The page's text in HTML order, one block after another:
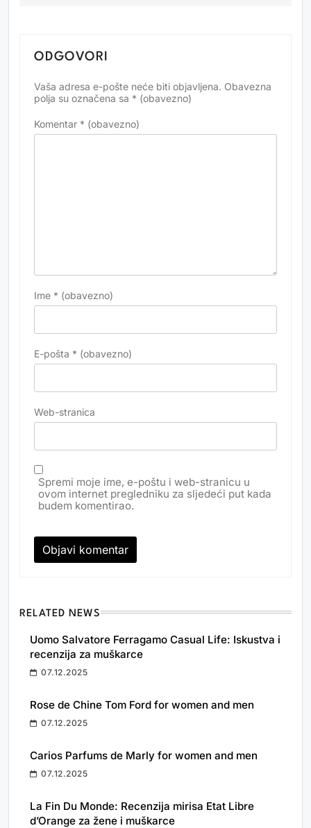
ODGOVORI
Vaša adresa e-pošte neće biti objavljena. Obavezna
polja su označena sa * (obavezno)
Komentar * (obavezno)
Ime * (obavezno)
E-pošta * (obavezno)
Web-stranica
Spremi moje ime, e-poštu i web-stranicu u
ovom internet pregledniku za sljedeći put kada
budem komentirao.
Alternative:
RELATED NEWS
Uomo Salvatore Ferragamo Casual Life: Iskustva i
recenzija za muškarce
07.12.2025
Rose de Chine Tom Ford for women and men
07.12.2025
Carios Parfums de Marly for women and men
07.12.2025
La Fin Du Monde: Recenzija mirisa Etat Libre
d’Orange za žene i muškarce